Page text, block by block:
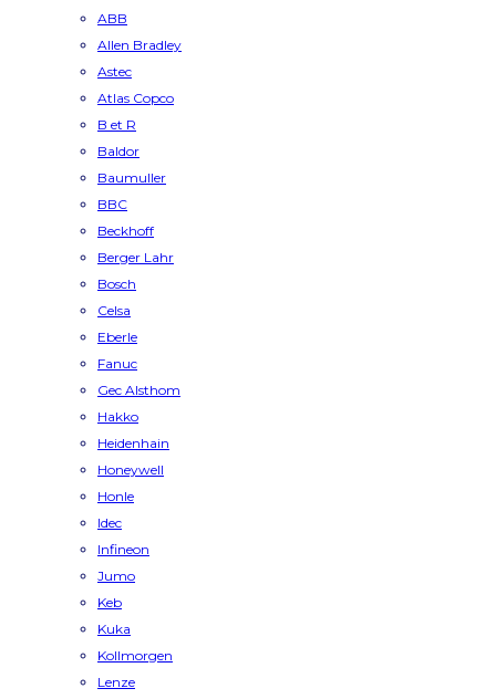
ABB
Allen Bradley
Astec
Atlas Copco
B et R
Baldor
Baumuller
BBC
Beckhoff
Berger Lahr
Bosch
Celsa
Eberle
Fanuc
Gec Alsthom
Hakko
Heidenhain
Honeywell
Honle
Idec
Infineon
Jumo
Keb
Kuka
Kollmorgen
Lenze